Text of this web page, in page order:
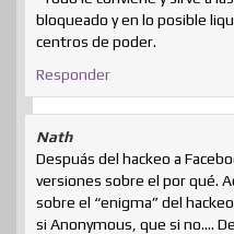
bloqueado y en lo posible
centros de poder.
Responder
Nath
Despuás del hackeo a
versiones sobre el por qué.
sobre el “enigma” del
si Anonymous, que si no….